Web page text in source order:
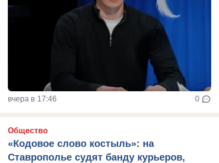
вчера в 17:46 0
Общество
«Кодовое слово костыль»: на
Ставрополье судят банду курьеров,